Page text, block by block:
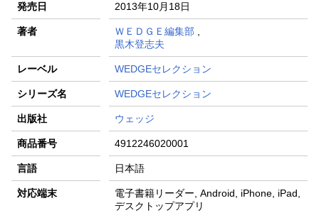
発売日 2013年10月18日
著者 ＷＥＤＧＥ編集部 ,
黒木登志夫
レーベル WEDGEセレクション
シリーズ名 WEDGEセレクション
出版社 ウェッジ
商品番号 4912246020001
言語 日本語
対応端末
電子書籍リーダー, Android, iPhone, iPad,
デスクトップアプリ